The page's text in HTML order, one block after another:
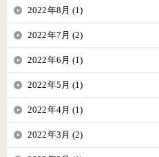
2022年8月 (1)
2022年7月 (2)
2022年6月 (1)
2022年5月 (1)
2022年4月 (1)
2022年3月 (2)